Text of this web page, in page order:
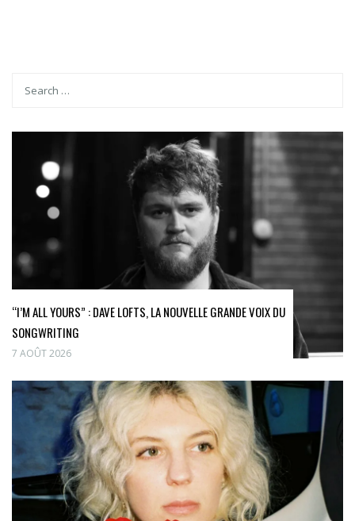
“I’M ALL YOURS” : DAVE LOFTS, LA NOUVELLE GRANDE VOIX DU
SONGWRITING
7 AOÛT 2026